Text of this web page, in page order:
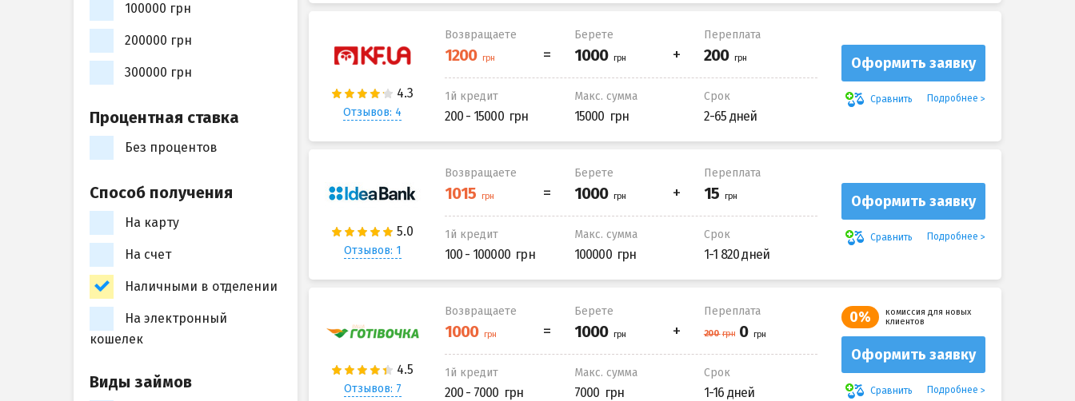
Отзывов: 4
Возвращаете Берете Переплата
1й кредит
200 - 15000
Макс. сумма
15000
Срок
2-65 дней
Оформить заявку
Сравнить Подробнее
Отзывов: 1
Возвращаете Берете Переплата
1й кредит
100 - 100000
Макс. сумма
100000
Срок
1-1 820 дней
Оформить заявку
Сравнить Подробнее
Отзывов: 7
Возвращаете Берете Переплата
1й кредит
200 - 7000
Макс. сумма
7000
Срок
1-16 дней
0%
комиссия для новых
клиентов
Оформить заявку
Сравнить Подробнее
100000 грн
200000 грн
300000 грн
Процентная ставка
Без процентов
Способ получения
На карту
На счет
Наличными в отделении
На электронный
кошелек
Виды займов